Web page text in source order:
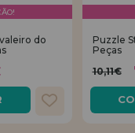
como
em casadopuzzle.com você
em nossa loja virtual,
suas operações anteriores.
esperando por você.
do
Puzzle
Peças
10,11€